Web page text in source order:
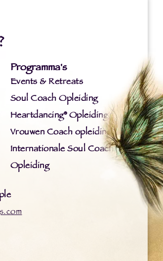
Programma's
Events & Retreats
Soul Coach Opleiding
Heartdancing® Opleiding
Vrouwen Coach opleiding
Internationale Soul Coach
Opleiding